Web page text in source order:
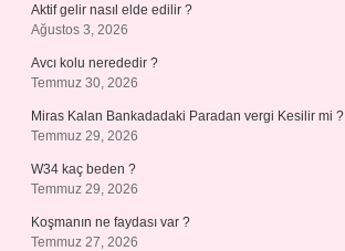
Aktif gelir nasıl elde edilir ?
Ağustos 3, 2026
Avcı kolu nerededir ?
Temmuz 30, 2026
Miras Kalan Bankadadaki Paradan vergi Kesilir mi ?
Temmuz 29, 2026
W34 kaç beden ?
Temmuz 29, 2026
Koşmanın ne faydası var ?
Temmuz 27, 2026